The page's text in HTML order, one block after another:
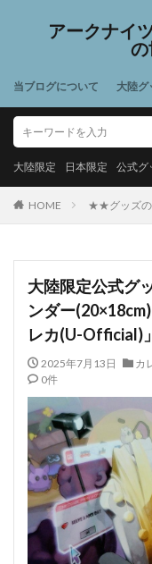
アークナイ
当ブログについて 大陸グ
大陸限定 日本限定 公式グ
HOME ★★グッズ
大陸限定公式グ
ンダー
レカ(U-Official)」
2025年7月13日 カ
0件